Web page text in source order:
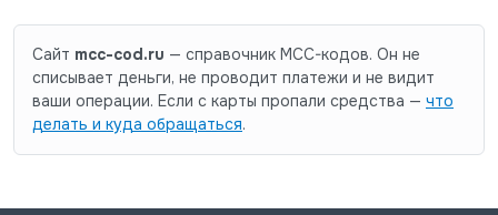
Сайт mcc-cod.ru — справочник MCC-кодов. Он не
списывает деньги, не проводит платежи и не видит
ваши операции. Если с карты пропали средства — что
делать и куда обращаться.